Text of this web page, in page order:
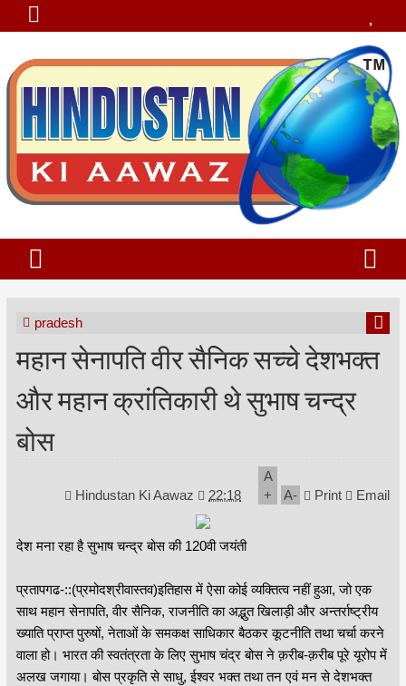
pradesh
महान सेनापति वीर सैनिक सच्चे देशभक्त
और महान क्रांतिकारी थे सुभाष चन्द्र
बोस
Hindustan Ki Aawaz 22:18
A
+
A- Print Email
देश मना रहा है सुभाष चन्द्र बोस की 120वी जयंती
प्रतापगढ-::(प्रमोदश्रीवास्तव)इतिहास में ऐसा कोई व्यक्तित्व नहीं हुआ, जो एक
साथ महान सेनापति, वीर सैनिक, राजनीति का अद्भुत खिलाड़ी और अन्तर्राष्ट्रीय
ख्याति प्राप्त पुरुषों, नेताओं के समकक्ष साधिकार बैठकर कूटनीति तथा चर्चा करने
वाला हो। भारत की स्वतंत्रता के लिए सुभाष चंद्र बोस ने क़रीब-क़रीब पूरे यूरोप में
अलख जगाया। बोस प्रकृति से साधु, ईश्वर भक्त तथा तन एवं मन से देशभक्त